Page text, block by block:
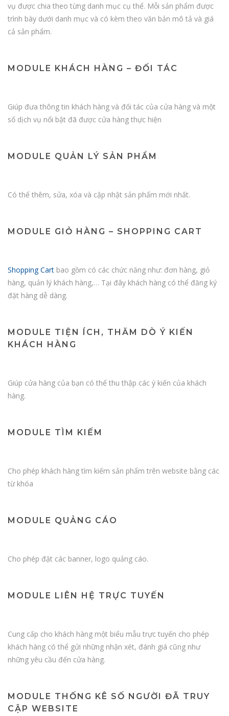
vụ được chia theo từng danh mục cụ thể. Mỗi sản phẩm được
trình bày dưới danh mục và có kèm theo văn bản mô tả và giá
cả sản phẩm.
MODULE KHÁCH HÀNG – ĐỐI TÁC
Giúp đưa thông tin khách hàng và đối tác của cửa hàng và một
số dịch vụ nổi bật đã được cửa hàng thực hiện
MODULE QUẢN LÝ SẢN PHẨM
Có thể thêm, sửa, xóa và cập nhật sản phẩm mới nhất.
MODULE GIỎ HÀNG – SHOPPING CART
Shopping Cart bao gồm có các chức năng như: đơn hàng, giỏ
hàng, quản lý khách hàng,… Tại đây khách hàng có thể đăng ký
đặt hàng dễ dàng.
MODULE TIỆN ÍCH, THĂM DÒ Ý KIẾN
KHÁCH HÀNG
Giúp cửa hàng của bạn có thể thu thập các ý kiến của khách
hàng.
MODULE TÌM KIẾM
Cho phép khách hàng tìm kiếm sản phẩm trên website bằng các
từ khóa
MODULE QUẢNG CÁO
Cho phép đặt các banner, logo quảng cáo.
MODULE LIÊN HỆ TRỰC TUYẾN
Cung cấp cho khách hàng một biểu mẫu trực tuyến cho phép
khách hàng có thể gửi những nhận xét, đánh giá cũng như
những yêu cầu đến cửa hàng.
MODULE THỐNG KÊ SỐ NGƯỜI ĐÃ TRUY
CẬP WEBSITE